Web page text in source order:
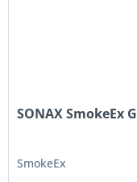
SONAX SmokeEx
SmokeEx